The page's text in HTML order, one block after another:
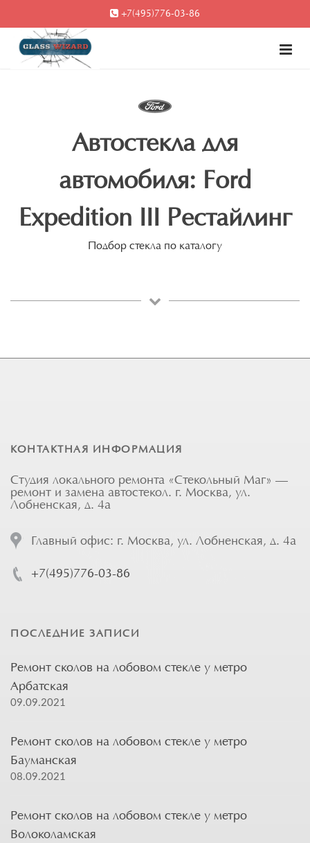
+7(495)776-03-86
Автостекла для
автомобиля: Ford
Expedition III Рестайлинг
Подбор стекла по каталогу
КОНТАКТНАЯ ИНФОРМАЦИЯ
Студия локального ремонта «Стекольный Маг» —
ремонт и замена автостекол. г. Москва, ул.
Лобненская, д. 4а
Главный офис: г. Москва, ул. Лобненская, д. 4а
+7(495)776-03-86
ПОСЛЕДНИЕ ЗАПИСИ
Ремонт сколов на лобовом стекле у метро
Арбатская
09.09.2021
Ремонт сколов на лобовом стекле у метро
Бауманская
08.09.2021
Ремонт сколов на лобовом стекле у метро
Волоколамская